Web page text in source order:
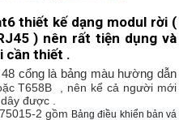
thiết kế dạng modul rời (
) nên rất tiện dụng và
cần thiết .
cổng là bảng màu hường dẫn
T658B , nên kể cả người mới
được .
2 gồm Bảng điều khiển bản vá